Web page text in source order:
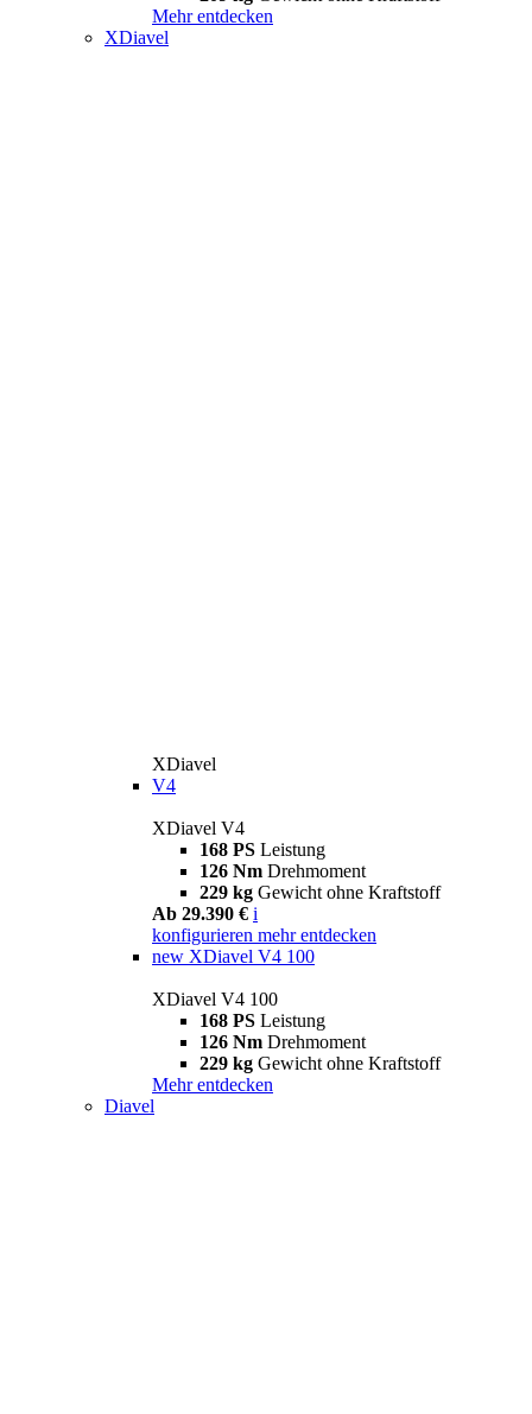
Mehr entdecken
XDiavel
XDiavel
V4
XDiavel V4
168 PS Leistung
126 Nm Drehmoment
229 kg Gewicht ohne Kraftstoff
Ab 29.390 € i
konfigurieren mehr entdecken
new XDiavel V4 100
XDiavel V4 100
168 PS Leistung
126 Nm Drehmoment
229 kg Gewicht ohne Kraftstoff
Mehr entdecken
Diavel